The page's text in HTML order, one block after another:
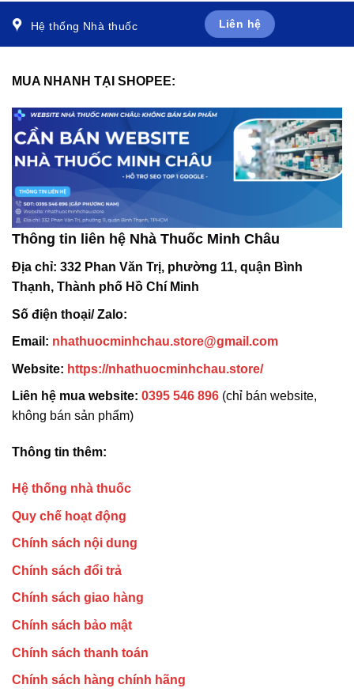
Hệ thống Nhà thuốc Liên hệ
MUA NHANH TẠI SHOPEE:
Thông tin liên hệ Nhà Thuốc Minh Châu
Địa chỉ: 332 Phan Văn Trị, phường 11, quận Bình
Thạnh, Thành phố Hồ Chí Minh
Số điện thoại/ Zalo:
Email: nhathuocminhchau.store@gmail.com
Website: https://nhathuocminhchau.store/
Liên hệ mua website: 0395 546 896 (chỉ bán website,
không bán sản phẩm)
Thông tin thêm:
Hệ thống nhà thuốc
Quy chế hoạt động
Chính sách nội dung
Chính sách đổi trả
Chính sách giao hàng
Chính sách bảo mật
Chính sách thanh toán
Chính sách hàng chính hãng